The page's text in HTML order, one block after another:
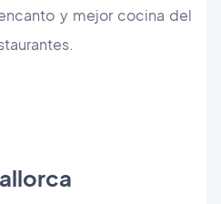
y mejor cocina del